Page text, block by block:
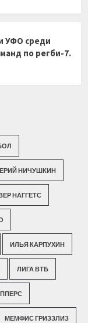
УФО среди
по регби-7.
НИЧУШКИН
НАГГЕТС
ИЛЬЯ КАРПУХИН
ЛИГА ВТБ
МЕМФИС ГРИЗЗЛИЗ